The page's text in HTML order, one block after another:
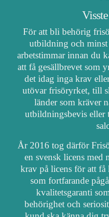
För att bli behörig
utbildning och
arbetstimmar innan du
att få gesällbrevet som
det idag inga krav
utövar frisöryrket, till
länder som kräver
utbildningsbevis eller
År 2016 tog därför
en svensk licens med
krav på licens för att få
som fortfarande
kvalitetsgaranti
behörighet och